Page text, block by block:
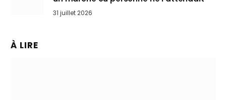
31 juillet 2026
À LIRE